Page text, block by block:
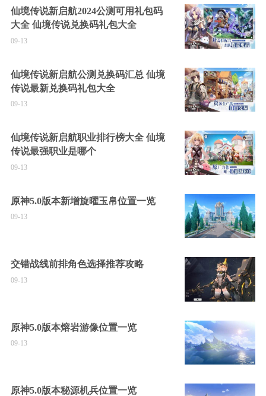
仙境传说新启航2024公测可用礼包码
大全 仙境传说兑换码礼包大全
09-13
仙境传说新启航公测兑换码汇总 仙境
传说最新兑换码礼包大全
09-13
仙境传说新启航职业排行榜大全 仙境
传说最强职业是哪个
09-13
原神5.0版本新增旋曜玉帛位置一览
09-13
交错战线前排角色选择推荐攻略
09-13
原神5.0版本熔岩游像位置一览
09-13
原神5.0版本秘源机兵位置一览